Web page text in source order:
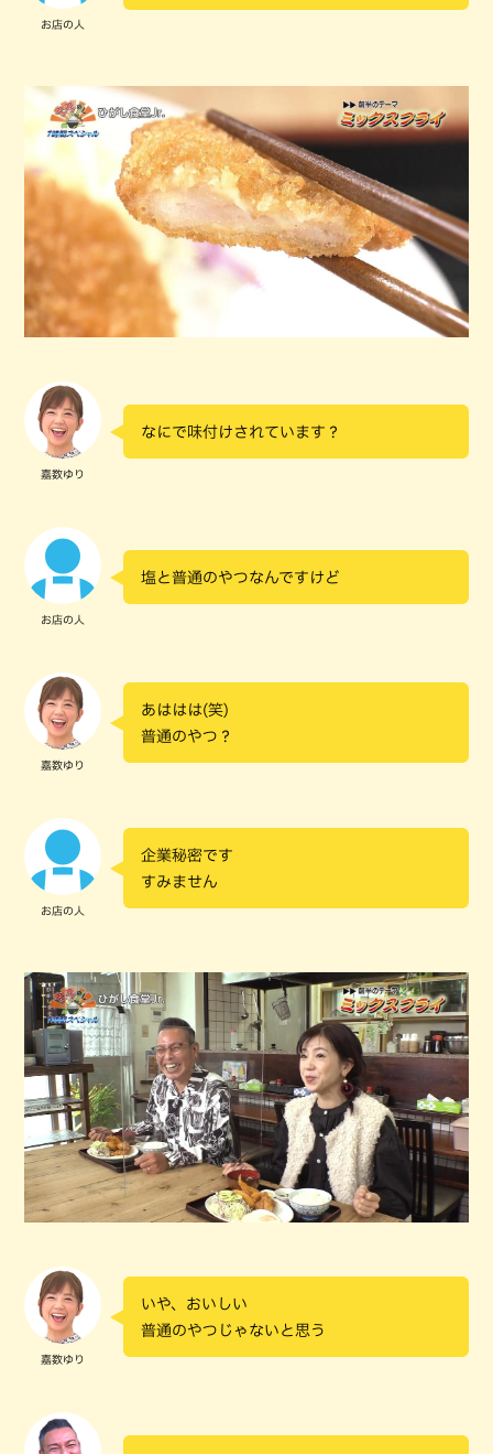
お店の人
嘉数ゆり
なにで味付けされています？
お店の人
塩と普通のやつなんですけど
嘉数ゆり
あははは(笑)
普通のやつ？
お店の人
企業秘密です
すみません
嘉数ゆり
いや、おいしい
普通のやつじゃないと思う